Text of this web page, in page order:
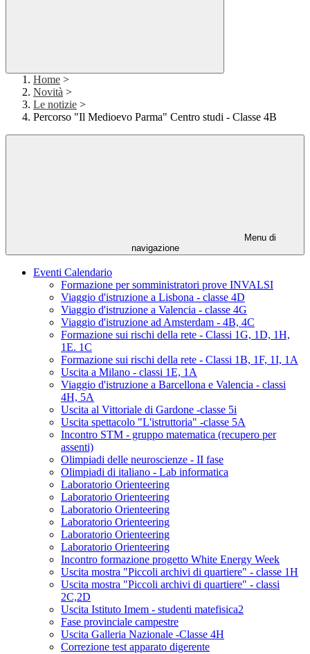
Home >
Novità >
Le notizie >
Percorso "Il Medioevo Parma" Centro studi - Classe 4B
Menu di
navigazione
Eventi Calendario
Formazione per somministratori prove INVALSI
Viaggio d'istruzione a Lisbona - classe 4D
Viaggio d'istruzione a Valencia - classe 4G
Viaggio d'istruzione ad Amsterdam - 4B, 4C
Formazione sui rischi della rete - Classi 1G, 1D, 1H,
1E. 1C
Formazione sui rischi della rete - Classi 1B, 1F, 1I, 1A
Uscita a Milano - classi 1E, 1A
Viaggio d'istruzione a Barcellona e Valencia - classi
4H, 5A
Uscita al Vittoriale di Gardone -classe 5i
Uscita spettacolo "L'istruttoria" -classe 5A
Incontro STM - gruppo matematica (recupero per
assenti)
Olimpiadi delle neuroscienze - II fase
Olimpiadi di italiano - Lab informatica
Laboratorio Orienteering
Laboratorio Orienteering
Laboratorio Orienteering
Laboratorio Orienteering
Laboratorio Orienteering
Laboratorio Orienteering
Incontro formazione progetto White Energy Week
Uscita mostra "Piccoli archivi di quartiere" - classe 1H
Uscita mostra "Piccoli archivi di quartiere" - classi
2C,2D
Uscita Istituto Imem - studenti matefisica2
Fase provinciale campestre
Uscita Galleria Nazionale -Classe 4H
Correzione test apparato digerente